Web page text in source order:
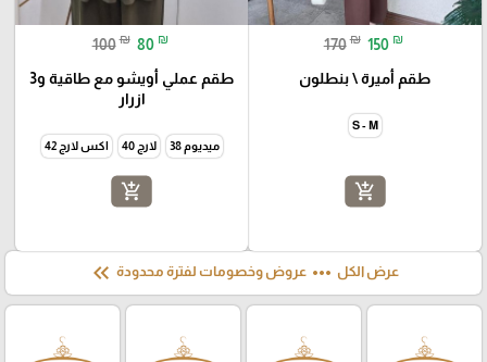
170 ₪ 150 ₪
طقم أميرة \ بنطلون
S - M
add_shopping_cart
100 ₪ 80 ₪
طقم عملي أويشو مع طاقية و3
ازرار
ميديوم 38 لارج 40 اكس لارج 42
add_shopping_cart
عرض الكل more_horiz عروض وخصومات لفترة محدودة keyboard_double_arrow_left